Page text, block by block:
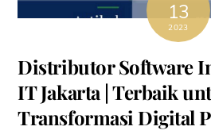
13
2023
Distributor Software
IT Jakarta | Terbaik
Transformasi Digital